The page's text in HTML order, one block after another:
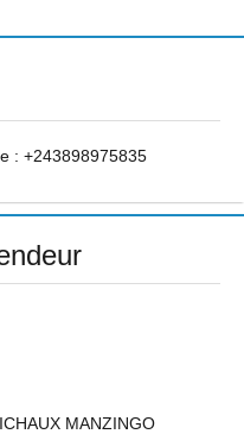
: +243898975835
MANZINGO